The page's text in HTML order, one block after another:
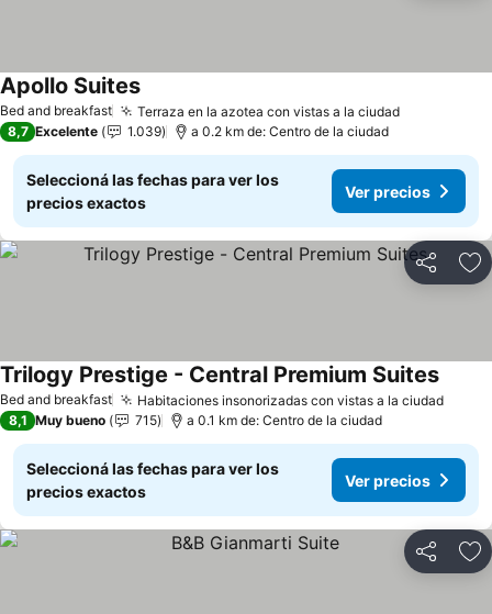
Bed and breakfast Terraza en la azotea con vistas a la ciudadVer precios
Apollo SuitesVer precios
8,7 Excelente 1.039 a 0.2 km de: Centro de la ciudad
Seleccioná las fechas para ver los
precios exactos
Ver precios
Compartir
Bed and breakfast Habitaciones insonorizadas con vistas a la ciudadVer
Trilogy Prestige - Central Premium SuitesVer
8,1 Muy bueno 715 a 0.1 km de: Centro de la ciudad
Seleccioná las fechas para ver los
precios exactos
Ver precios
Compartir